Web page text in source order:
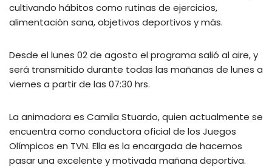
cultivando hábitos como rutinas de ejercicios,
alimentación sana, objetivos deportivos y más.
Desde el lunes 02 de agosto el programa salió al aire, y
será transmitido durante todas las mañanas de lunes a
viernes a partir de las 07:30 hrs.
La animadora es Camila Stuardo, quien actualmente se
encuentra como conductora oficial de los Juegos
Olímpicos en TVN. Ella es la encargada de hacernos
pasar una excelente y motivada mañana deportiva.